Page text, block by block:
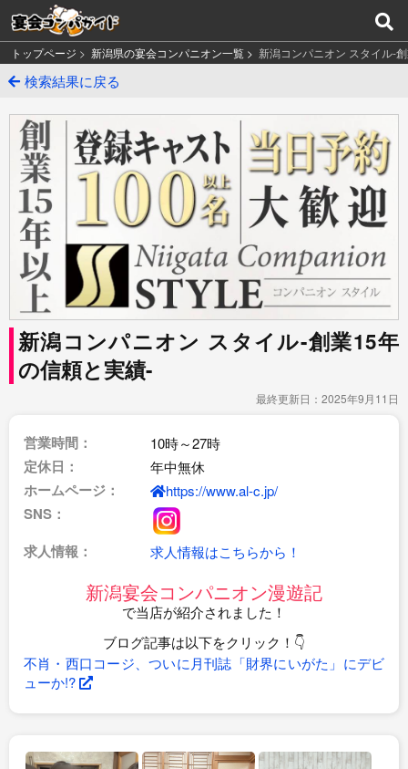
トップページ > 新潟県の宴会コンパニオン一覧 > 新潟コンパニオン スタイル-
検索結果に戻る
新潟コンパニオン スタイル-創業15年
の信頼と実績-
最終更新日：2025年9月11日
営業時間： 10時～27時
定休日： 年中無休
ホームページ： https://www.al-c.jp/
SNS：
求人情報：
求人情報はこちらから！
新潟宴会コンパニオン漫遊記
で当店が紹介されました！
ブログ記事は以下をクリック！👇
不肖・西口コージ、ついに月刊誌「財界にいがた」にデビ
ューか!?